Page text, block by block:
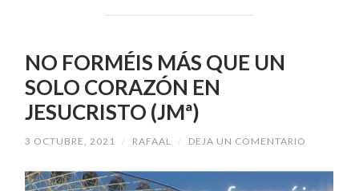
NO FORMÉIS MÁS QUE UN
SOLO CORAZÓN EN
JESUCRISTO (JMª)
3 OCTUBRE, 2021 / RAFAAL / DEJA UN COMENTARIO